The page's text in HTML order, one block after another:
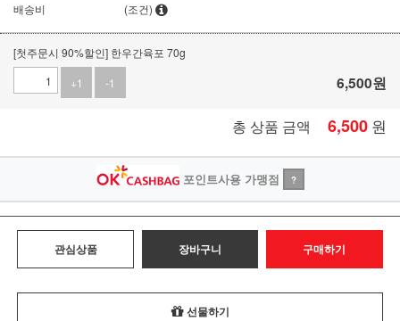
배송비
(조건)
[첫주문시 90%할인] 한우간육포 70g
+1
-1 6,500원
총 상품 금액 6,500 원
포인트사용 가맹점 ?
관심상품 장바구니 구매하기
선물하기